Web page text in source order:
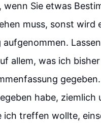
Sie etwas
muss, sonst wird
allem, was ich
habe, ziemlich
ich treffen wollte,